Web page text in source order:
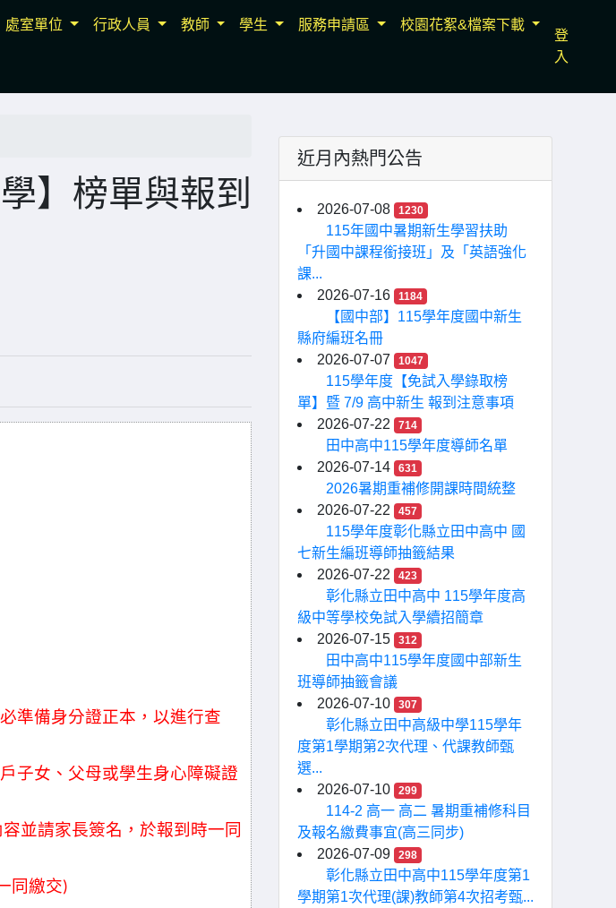
處室單位 行政人員 教師 學生 服務申請區 校園花絮&檔案下載
登
入
】榜單與報到
準備身分證正本，以進行查
子女、父母或學生身心障礙證
並請家長簽名，於報到時一同
同繳交)
近月內熱門公告
2026-07-08 1230
115年國中暑期新生學習扶助
「升國中課程銜接班」及「英語強化
課...
2026-07-16
1184
【國中部】115學年度國中新生
縣府編班名冊
2026-07-07
1047
115學年度【免試入學錄取榜
單】暨 7/9 高中新生 報到注意事項
2026-07-22
714
田中高中115學年度導師名單
2026-07-14
631
2026暑期重補修開課時間統整
2026-07-22
457
115學年度彰化縣立田中高中 國
七新生編班導師抽籤結果
2026-07-22
423
彰化縣立田中高中 115學年度高
級中等學校免試入學續招簡章
2026-07-15
312
田中高中115學年度國中部新生
班導師抽籤會議
2026-07-10
307
彰化縣立田中高級中學115學年
度第1學期第2次代理、代課教師甄
選...
2026-07-10
299
114-2 高一 高二 暑期重補修科目
及報名繳費事宜(高三同步)
2026-07-09
298
彰化縣立田中高中115學年度第1
學期第1次代理(課)教師第4次招考甄...